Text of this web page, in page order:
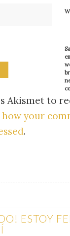
Akismet to
your
.
ESTOY